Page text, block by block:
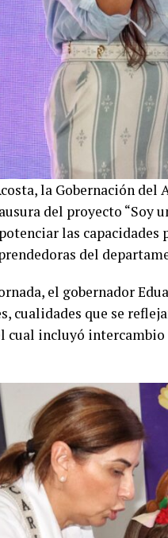
la Gobernación
del proyecto
las
del
el gobernador
cualidades que se
cual incluyó intercambio